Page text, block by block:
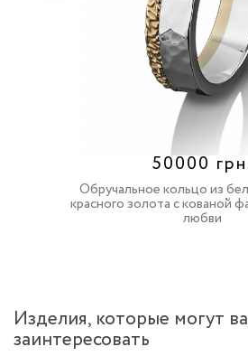
50000
Обручальное кольцо из
красного золота с кованой
любви
Изделия, которые могут
заинтересовать